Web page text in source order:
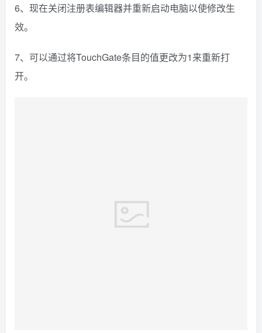
6、现在关闭注册表编辑器并重新启动电脑以使修改生
效。
7、可以通过将TouchGate条目的值更改为1来重新打
开。